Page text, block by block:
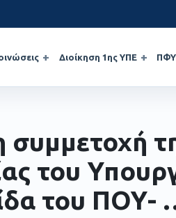
Διοίκηση 1ης ΥΠΕ ΠΦΥ
συμμετοχή
του
του ΠΟΥ-